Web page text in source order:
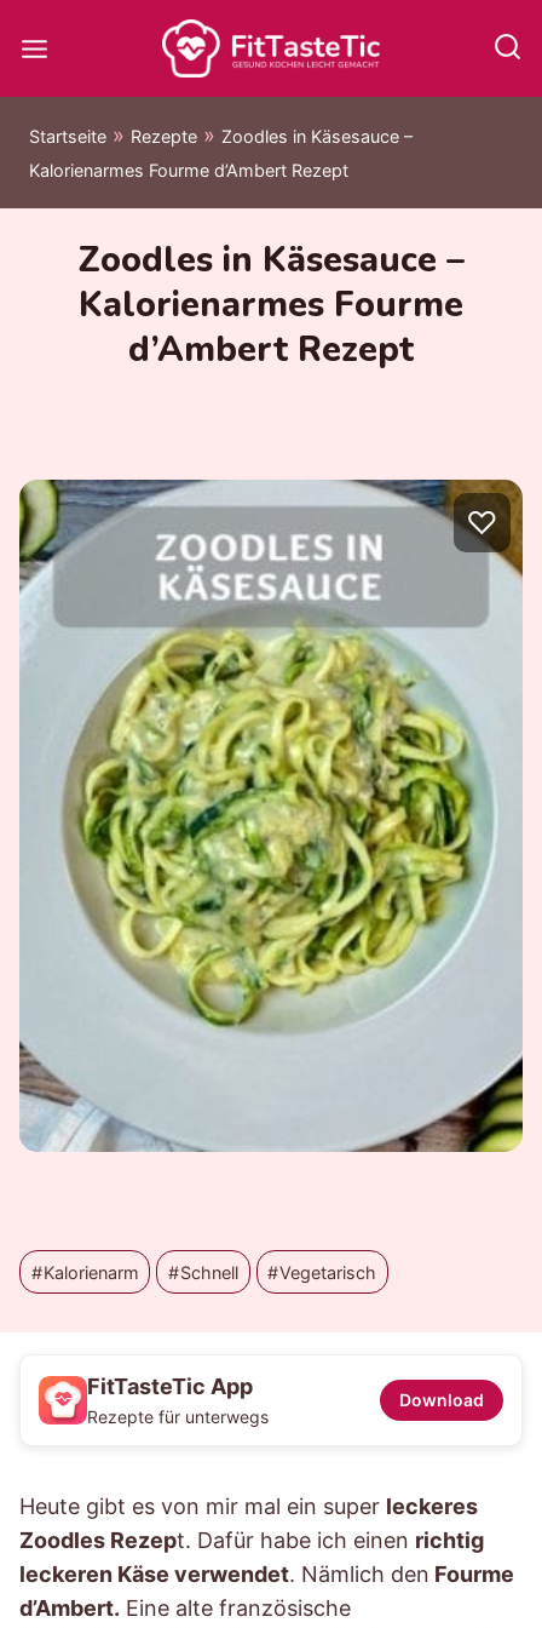
Inhalt
Startseite » Rezepte » Zoodles in Käsesauce –
Kalorienarmes Fourme d’Ambert Rezept
Zoodles in Käsesauce –
Kalorienarmes Fourme
d’Ambert Rezept
♡
Kalorienarm Schnell Vegetarisch
FitTasteTic App
Rezepte für unterwegs
Download
Heute gibt es von mir mal ein super leckeres
Zoodles Rezept. Dafür habe ich einen richtig
leckeren Käse verwendet. Nämlich den Fourme
d’Ambert. Eine alte französische